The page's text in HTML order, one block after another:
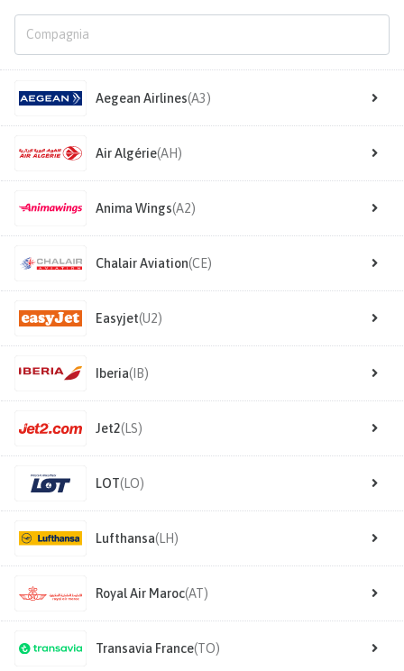
Aegean Airlines(A3)
Air Algérie(AH)
Anima Wings(A2)
Chalair Aviation(CE)
Easyjet(U2)
Iberia(IB)
Jet2(LS)
LOT(LO)
Lufthansa(LH)
Royal Air Maroc(AT)
Transavia France(TO)